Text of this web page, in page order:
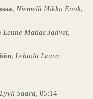
, Niemelä Mikko Enok,
Lenne Matias Jahvet,
, Lehtola Laura
Saara, 05:14